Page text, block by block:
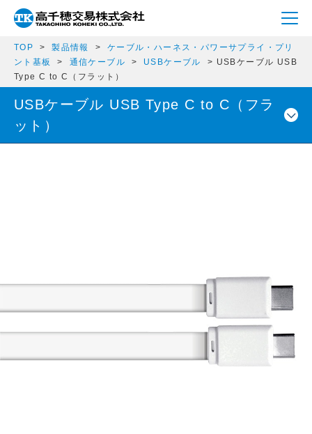
TOP 製品情報
ケーブル・ハーネス・パワーサプライ・プリ
ント基板
通信ケーブル USBケーブル
USBケーブル USB
Type C to C（フラット）
USBケーブル USB Type C to C（フラ
ット）